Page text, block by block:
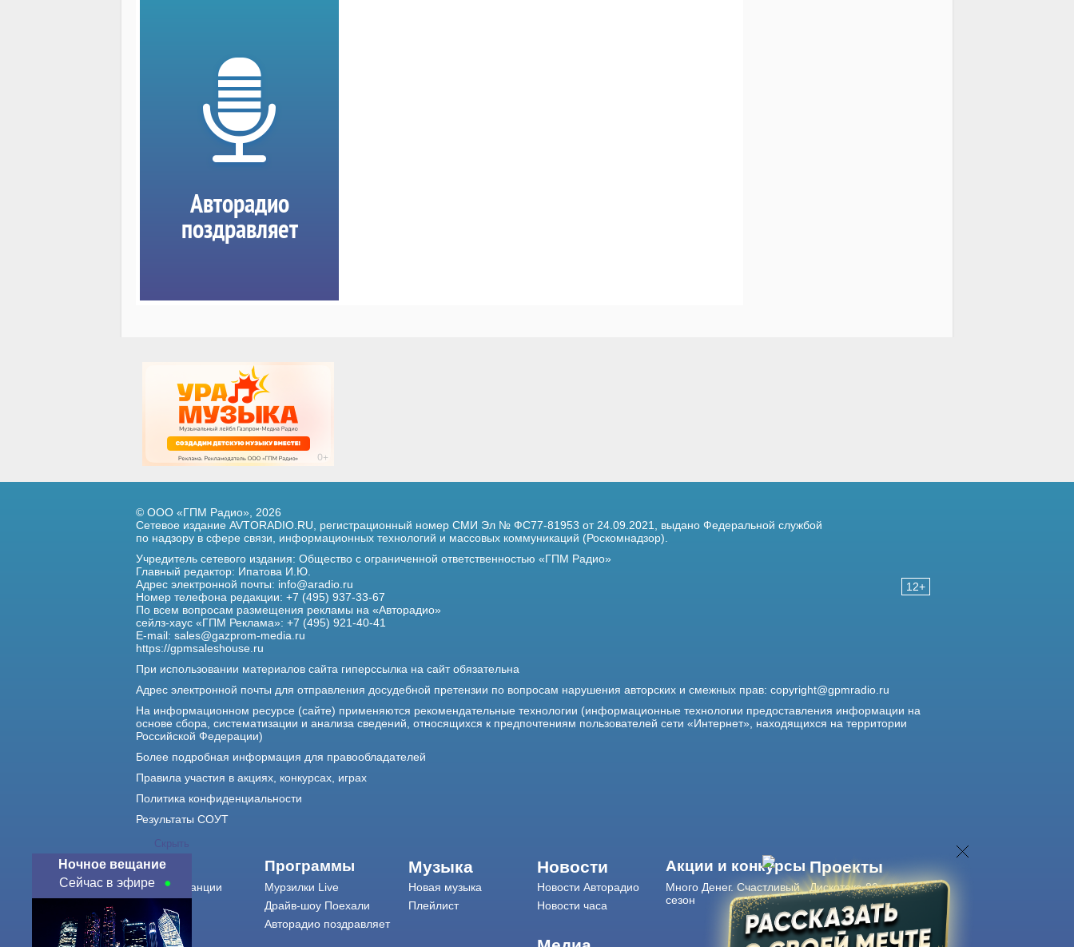
Авторадио
поздравляет
Скрыть
Ночное вещание
Сейчас в эфире
12+
© ООО «ГПМ Радио», 2026
Сетевое издание AVTORADIO.RU, регистрационный номер СМИ Эл № ФС77-81953 от 24.09.2021,
выдано Федеральной службой
по надзору в сфере связи,
информационных технологий и массовых коммуникаций (Роскомнадзор).
Учредитель сетевого издания: Общество с ограниченной ответственностью «ГПМ Радио»
Главный редактор: Ипатова И.Ю.
Адрес электронной почты: info@aradio.ru
Номер телефона редакции: +7 (495) 937-33-67
По всем вопросам размещения рекламы на «Авторадио»
сейлз-хаус «ГПМ Реклама»: +7 (495) 921-40-41
E-mail: sales@gazprom-media.ru
https://gpmsaleshouse.ru
При использовании материалов сайта гиперссылка на сайт обязательна
Адрес электронной почты для отправления досудебной претензии по вопросам нарушения авторских и смежных прав: copyright@gpmradio.ru
На информационном ресурсе (сайте) применяются рекомендательные технологии (информационные технологии предоставления информации на
основе сбора, систематизации и анализа сведений, относящихся к предпочтениям пользователей сети «Интернет», находящихся на территории
Российской Федерации)
Более подробная информация для правообладателей
Правила участия в акциях, конкурсах, играх
Политика конфиденциальности
Результаты СОУТ
О нас
О радиостанции
Контакты
Реклама
Программы
Мурзилки Live
Драйв-шоу Поехали
Авторадио поздравляет
Музыка
Новая музыка
Плейлист
Новости
Новости Авторадио
Новости часа
Акции и конкурсы
Много Денег. Счастливый
сезон
Проекты
Дискотека 80-х
Живые концерты
Журнал Авторадио
Авторадиов смартфоне